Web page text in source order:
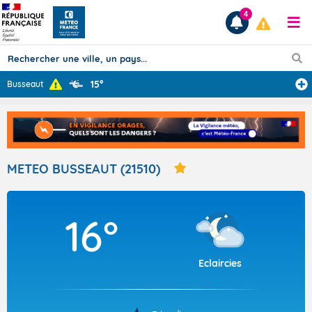
Prévisions
TOUS LES RÉSULTATS
Articles
4
Busseaut 15°
METEO BUSSEAUT (21510)
16°
Eclaircies